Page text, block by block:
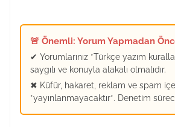
🚨 Önemli: Yorum Yapmadan
✔ Yorumlarınız *Türkçe yazım
saygılı ve konuyla alakalı olmalıdır.
✖ Küfür, hakaret, reklam ve spam
*yayınlanmayacaktır*. Denetim